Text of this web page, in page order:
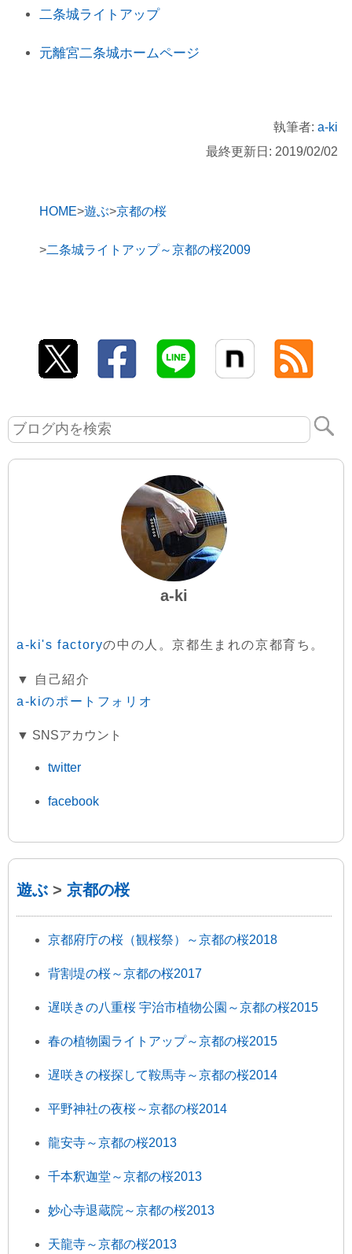
二条城ライトアップ
元離宮二条城ホームページ
執筆者: a-ki
最終更新日: 2019/02/02
HOME 遊ぶ 京都の桜
二条城ライトアップ～京都の桜2009
a-ki
a-ki's factoryの中の人。京都生まれの京都育ち。
▼ 自己紹介
a-kiのポートフォリオ
▼ SNSアカウント
twitter
facebook
遊ぶ > 京都の桜
京都府庁の桜（観桜祭）～京都の桜2018
背割堤の桜～京都の桜2017
遅咲きの八重桜 宇治市植物公園～京都の桜2015
春の植物園ライトアップ～京都の桜2015
遅咲きの桜探して鞍馬寺～京都の桜2014
平野神社の夜桜～京都の桜2014
龍安寺～京都の桜2013
千本釈迦堂～京都の桜2013
妙心寺退蔵院～京都の桜2013
天龍寺～京都の桜2013